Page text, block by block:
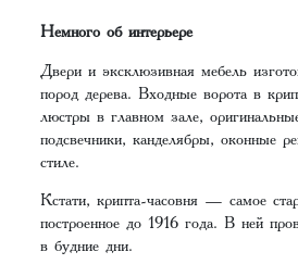
Немного об интерьере
Двери и эксклюзивная мебель
пород дерева. Входные ворота в
люстры в главном зале,
подсвечники, канделябры, оконные
стиле.
Кстати, крипта-часовня — самое
построенное до 1916 года. В ней
в будние дни.